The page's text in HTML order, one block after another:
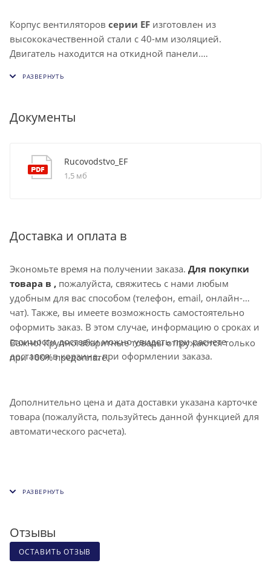
Корпус вентиляторов серии EF изготовлен из
высококачественной стали с 40-мм изоляцией.
Двигатель находится на откидной панели.
крыльчаткой с назад загнутыми лопатками. Двигатель
вентилятора не влияют жировые загрязнения.
Шариковые подшипники двигателя не требуют
Двигатели имеют встроенный термоконтакт.
Регулирование скорости вентиляторов EF
несколько вентиляторов при условии, что общий ток
регулятора. В двигатели вентиляторов встроены
защитные термоконтакты, требующие подключения
внешнего защитного термореле. В случае применения
пятиступенчатых регуляторов скорости TRE
дополнительное защитное термореле не нужно. На
корпусе вентилятора имеется кронштейны для
надежного монтажа. Возможны 3 положения патрубка.
имеет специальную форму для сбора жира и слив.
Документы
Rucovodstvo_EF
1,5 мб
Доставка и оплата в
Экономьте время на получении заказа. Для покупки
товара в , пожалуйста, свяжитесь с нами любым
удобным для вас способом (телефон, email, онлайн-
чат). Также, вы имеете возможность самостоятельно
оформить заказ. В этом случае, информацию о сроках и
стоимости доставки можно увидеть при расчете
доставки в корзине, при оформлении заказа.
Важно! Крупногабаритные товары отгружаются только
при 100% предоплате.
Дополнительно цена и дата доставки указана карточке
товара (пожалуйста, пользуйтесь данной функцией для
автоматического расчета).
Отзывы
ОСТАВИТЬ ОТЗЫВ